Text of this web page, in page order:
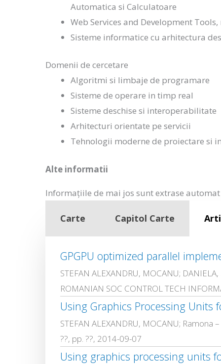
Automatica si Calculatoare
Web Services and Development
Sisteme informatice cu arhitectura
Domenii de cercetare
Algoritmi si limbaje de programare
Sisteme de operare in timp real
Sisteme deschise si interoperabilitate
Arhitecturi orientate pe servicii
Tehnologii moderne de proiectare si
Alte informatii
Informațiile de mai jos sunt extrase
Carte Capitol Carte
GPGPU optimized parallel
STEFAN ALEXANDRU, MOCANU; DANIELA,
ROMANIAN SOC CONTROL TECH
Using Graphics Processing Units
STEFAN ALEXANDRU, MOCANU; Ramona
??, pp. ??, 2014-09-07
Using graphics processing units